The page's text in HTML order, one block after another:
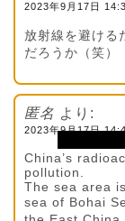
2023年9月17日
放射線を避ける
だろうか（笑）
匿名 より:
2023年9月17日
China’s
pollution.
The sea area
sea of Bohai